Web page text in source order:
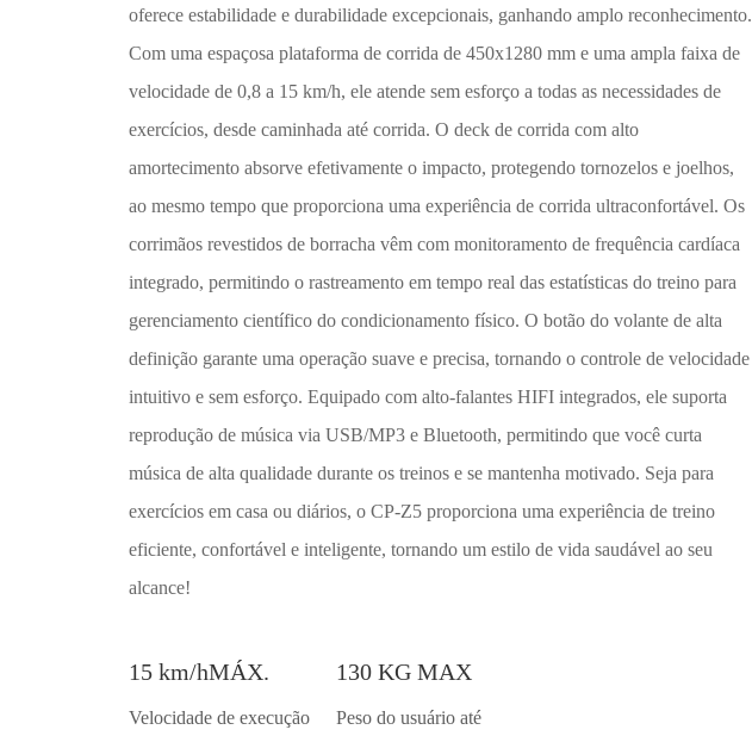
oferece estabilidade e durabilidade excepcionais, ganhando amplo reconhecimento.
Com uma espaçosa plataforma de corrida de 450x1280 mm e uma ampla faixa de
velocidade de 0,8 a 15 km/h, ele atende sem esforço a todas as necessidades de
exercícios, desde caminhada até corrida. O deck de corrida com alto
amortecimento absorve efetivamente o impacto, protegendo tornozelos e joelhos,
ao mesmo tempo que proporciona uma experiência de corrida ultraconfortável. Os
corrimãos revestidos de borracha vêm com monitoramento de frequência cardíaca
integrado, permitindo o rastreamento em tempo real das estatísticas do treino para
gerenciamento científico do condicionamento físico. O botão do volante de alta
definição garante uma operação suave e precisa, tornando o controle de velocidade
intuitivo e sem esforço. Equipado com alto-falantes HIFI integrados, ele suporta
reprodução de música via USB/MP3 e Bluetooth, permitindo que você curta
música de alta qualidade durante os treinos e se mantenha motivado. Seja para
exercícios em casa ou diários, o CP-Z5 proporciona uma experiência de treino
eficiente, confortável e inteligente, tornando um estilo de vida saudável ao seu
alcance!
15 km/hMÁX.
Velocidade de execução
130 KG MAX
Peso do usuário até